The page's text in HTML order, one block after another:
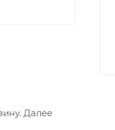
Далее